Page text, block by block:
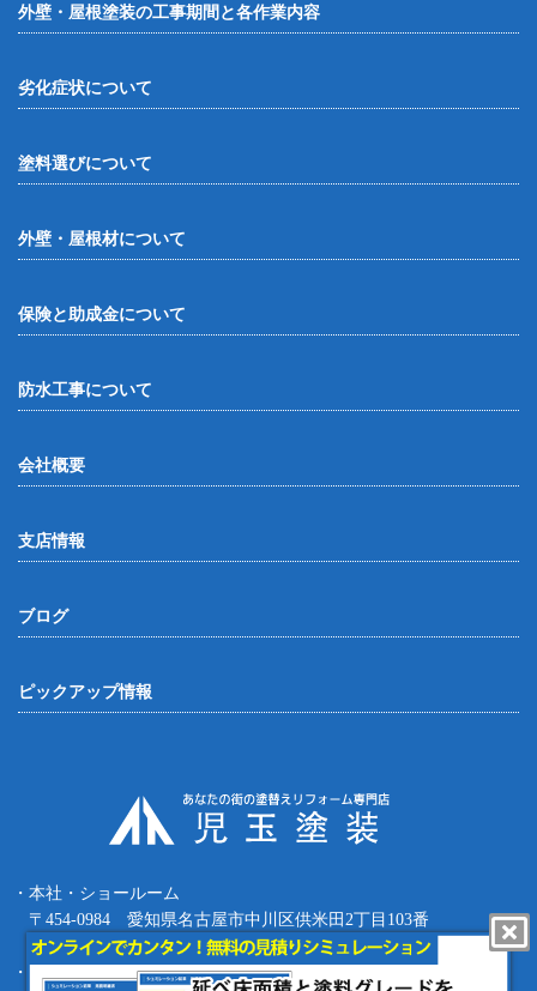
外壁・屋根塗装の工事期間と各作業内容
劣化症状について
塗料選びについて
外壁・屋根材について
保険と助成金について
防水工事について
会社概要
支店情報
ブログ
ピックアップ情報
・本社・ショールーム
〒454-0984 愛知県名古屋市中川区供米田2丁目103番
Tel.052-387-8427 Fax.052-387-8497
・四日市支店 〒512-0911 三重県四日市市生桑町270-36